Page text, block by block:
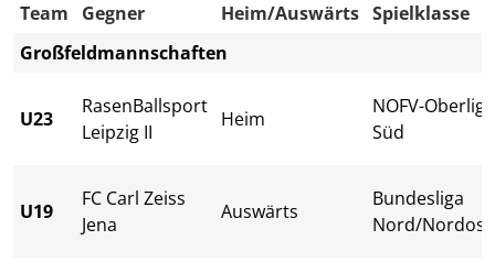
Team Gegner Heim/Auswärts Spielklasse
Großfeldmannschaften
U23
RasenBallsport
Leipzig II
Heim
NOFV-Oberliga
Süd
U19
FC Carl Zeiss
Jena
Auswärts
Bundesliga
Nord/Nordost